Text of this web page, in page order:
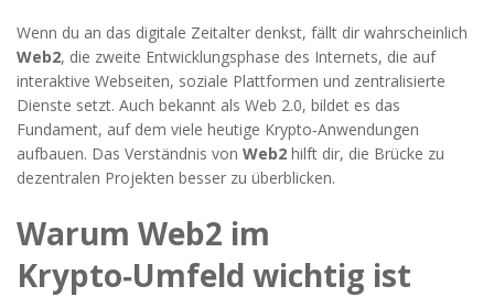
Wenn du an das digitale Zeitalter denkst, fällt dir wahrscheinlich
Web2, die zweite Entwicklungsphase des Internets, die auf
interaktive Webseiten, soziale Plattformen und zentralisierte
Dienste setzt. Auch bekannt als Web 2.0, bildet es das
Fundament, auf dem viele heutige Krypto‑Anwendungen
aufbauen. Das Verständnis von Web2 hilft dir, die Brücke zu
dezentralen Projekten besser zu überblicken.
Warum Web2 im
Krypto‑Umfeld wichtig ist